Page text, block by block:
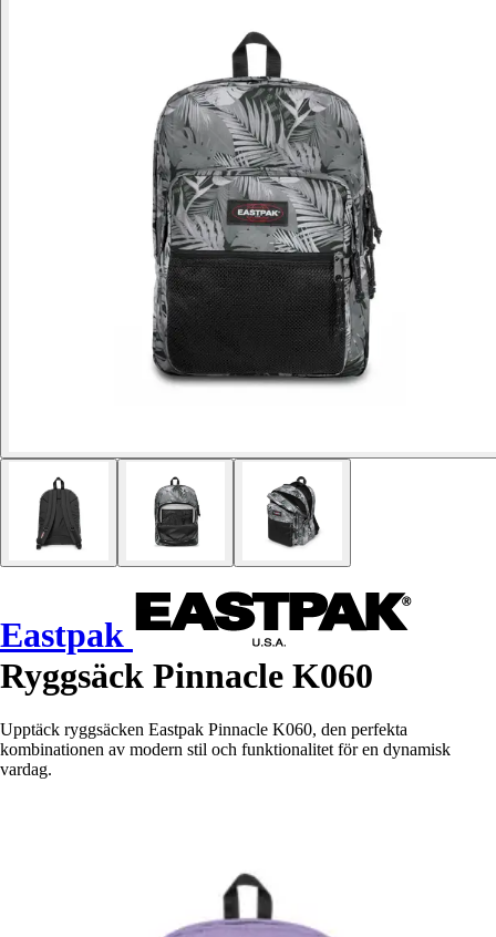
Eastpak
Ryggsäck Pinnacle K060
Upptäck ryggsäcken Eastpak Pinnacle K060, den perfekta
kombinationen av modern stil och funktionalitet för en dynamisk
vardag.